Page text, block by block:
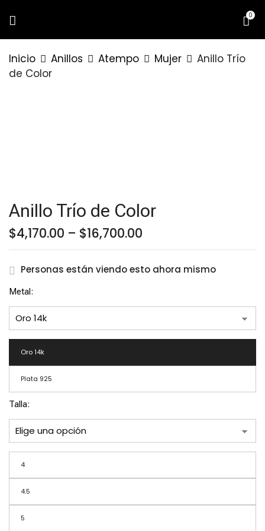
0
Inicio Anillos Atempo Mujer
Anillo Trío
de Color
Anillo Trío de Color
$4,170.00 – $16,700.00
$4,170.00
$16,700.00
Personas están viendo esto ahora mismo
Metal
Oro 14k
Plata 925
Talla
4
4.5
5
TRÍO DE COLOR”
navegador para la próxima vez que